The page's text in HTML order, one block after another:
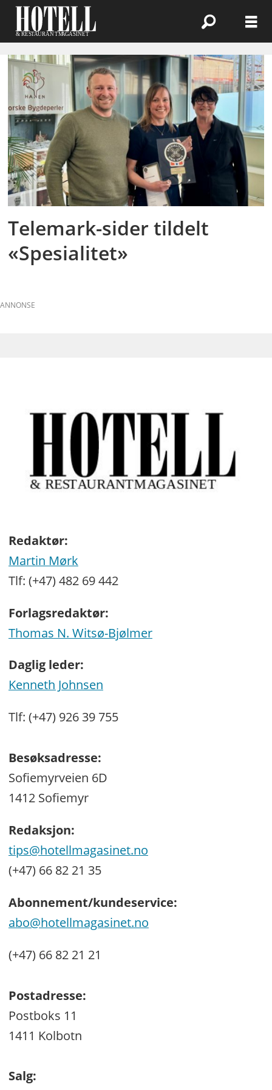
Emne:
spesialitet
Telemark-sider tildelt
«Spesialitet»
ANNONSE
Redaktør:
Martin Mørk
Tlf: (+47) 482 69 442
Forlagsredaktør:
Thomas N. Witsø-Bjølmer
Daglig leder:
Kenneth Johnsen
Tlf: (+47) 926 39 755
Besøksadresse:
Sofiemyrveien 6D
1412 Sofiemyr
Redaksjon:
tips@hotellmagasinet.no
(+47) 66 82 21 35
Abonnement/kundeservice:
abo@hotellmagasinet.no
(+47) 66 82 21 21
Postadresse:
Postboks 11
1411 Kolbotn
Salg: